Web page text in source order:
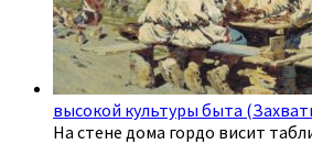
высокой культуры быта
На стене дома гордо висит